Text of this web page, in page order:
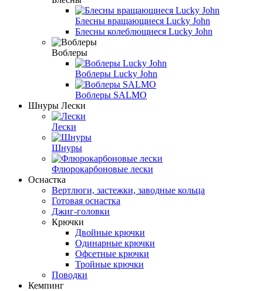
Блесны вращающиеся Lucky John
Блесны колеблющиеся Lucky John
Воблеры
Воблеры Lucky John
Воблеры SALMO
Шнуры Лески
Лески
Шнуры
Флюрокарбоновые лески
Оснастка
Вертлюги, застежки, заводные кольца
Готовая оснастка
Джиг-головки
Крючки
Двойные крючки
Одинарные крючки
Офсетные крючки
Тройные крючки
Поводки
Кемпинг